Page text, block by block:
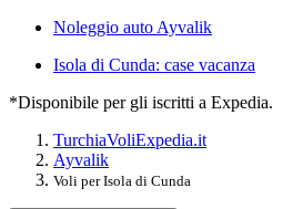
Noleggio auto Ayvalik
Isola di Cunda: case vacanza
*Disponibile per gli iscritti a Expedia.
TurchiaVoliExpedia.it
Ayvalik
Voli per Isola di Cunda